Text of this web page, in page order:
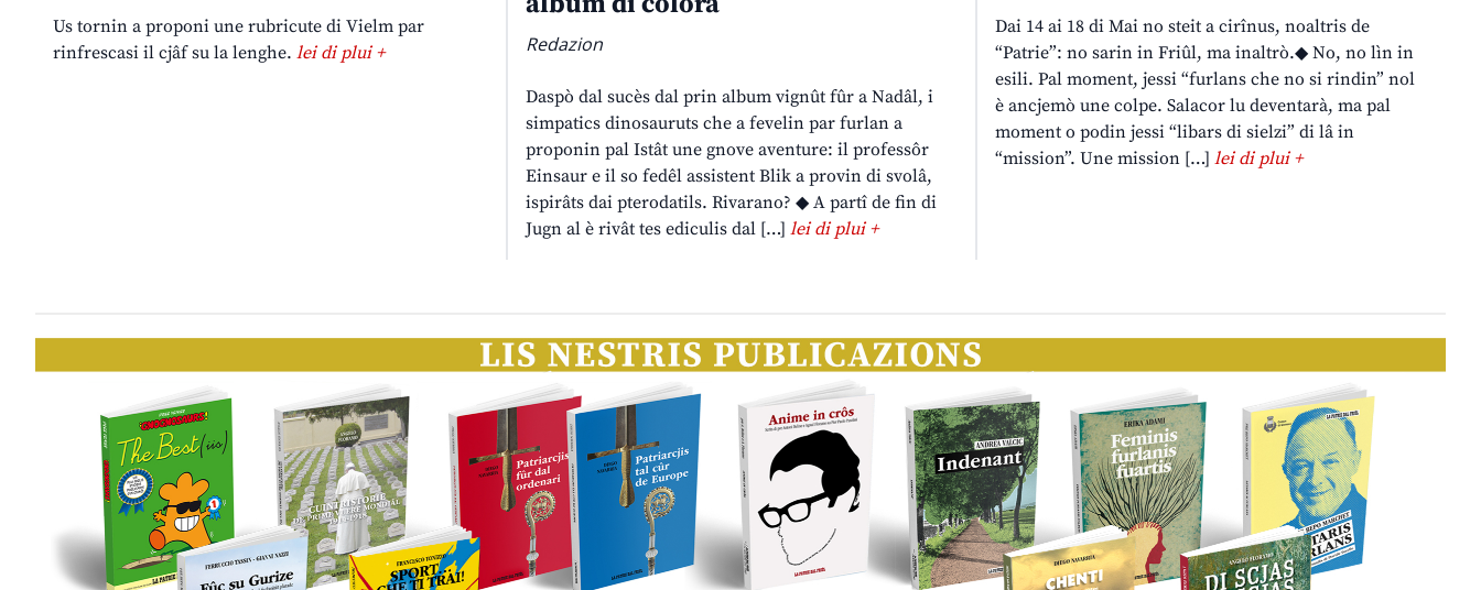
Us tornin a proponi une rubricute di Vielm par
rinfrescasi il cjâf su la lenghe. lei di plui + Redazion
Daspò dal sucès dal prin album vignût fûr a Nadâl, i
simpatics dinosauruts che a fevelin par furlan a
proponin pal Istât une gnove aventure: il professôr
Einsaur e il so fedêl assistent Blik a provin di svolâ,
ispirâts dai pterodatils. Rivarano? ◆ A partî de fin di
Jugn al è rivât tes ediculis dal […] lei di plui +
Dai 14 ai 18 di Mai no steit a cirînus, noaltris de
“Patrie”: no sarin in Friûl, ma inaltrò.◆ No, no lìn in
esili. Pal moment, jessi “furlans che no si rindin” nol
è ancjemò une colpe. Salacor lu deventarà, ma pal
moment o podin jessi “libars di sielzi” di lâ in
“mission”. Une mission […]lei di plui +